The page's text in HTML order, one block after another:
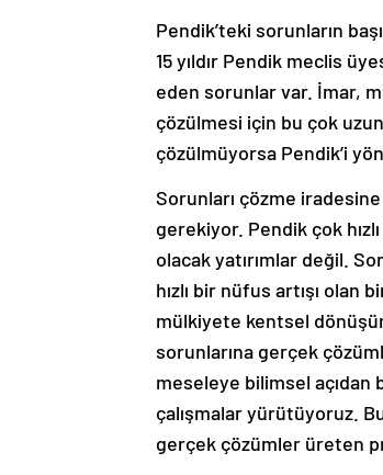
Pendik’teki sorunların
15 yıldır Pendik meclis
eden sorunlar var. İmar,
çözülmesi için bu çok
çözülmüyorsa Pendik’i
Sorunları çözme
gerekiyor. Pendik çok
olacak yatırımlar değil.
hızlı bir nüfus artışı
mülkiyete kentsel
sorunlarına gerçek
meseleye bilimsel açıdan
çalışmalar yürütüyoruz.
gerçek çözümler üreten